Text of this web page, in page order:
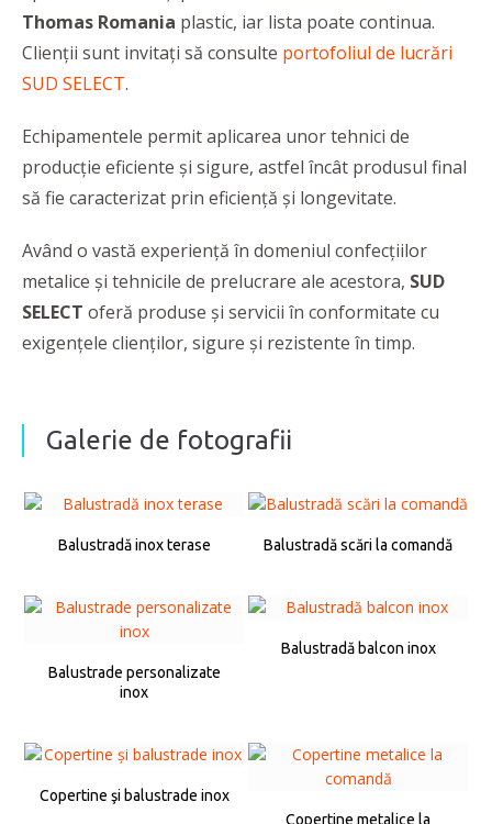
Thomas Romania plastic, iar lista poate continua.
Clienţii sunt invitaţi să consulte portofoliul de lucrări
SUD SELECT.
Echipamentele permit aplicarea unor tehnici de
producție eficiente și sigure, astfel încât produsul final
să fie caracterizat prin eficienţă și longevitate.
Având o vastă experienţă în domeniul confecţiilor
metalice şi tehnicile de prelucrare ale acestora, SUD
SELECT oferă produse şi servicii în conformitate cu
exigenţele clienţilor, sigure şi rezistente în timp.
Galerie de fotografii
Balustradă inox terase Balustradă scări la comandă
Balustrade personalizate
inox
Balustradă balcon inox
Copertine şi balustrade inox
Copertine metalice la